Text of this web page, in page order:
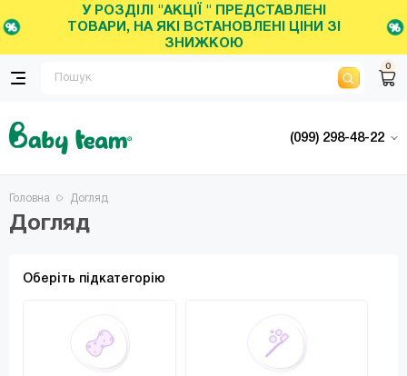
У РОЗДІЛІ "АКЦІЇ " ПРЕДСТАВЛЕНІ
ТОВАРИ, НА ЯКІ ВСТАНОВЛЕНІ ЦІНИ ЗІ
ЗНИЖКОЮ
0
(099) 298-48-22
Головна Догляд
Догляд
Оберіть підкатегорію